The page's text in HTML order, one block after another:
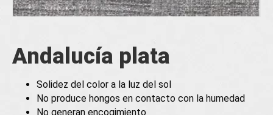
Andalucía plata
Solidez del color a la luz del sol
No produce hongos en contacto con la humedad
No generan encogimiento